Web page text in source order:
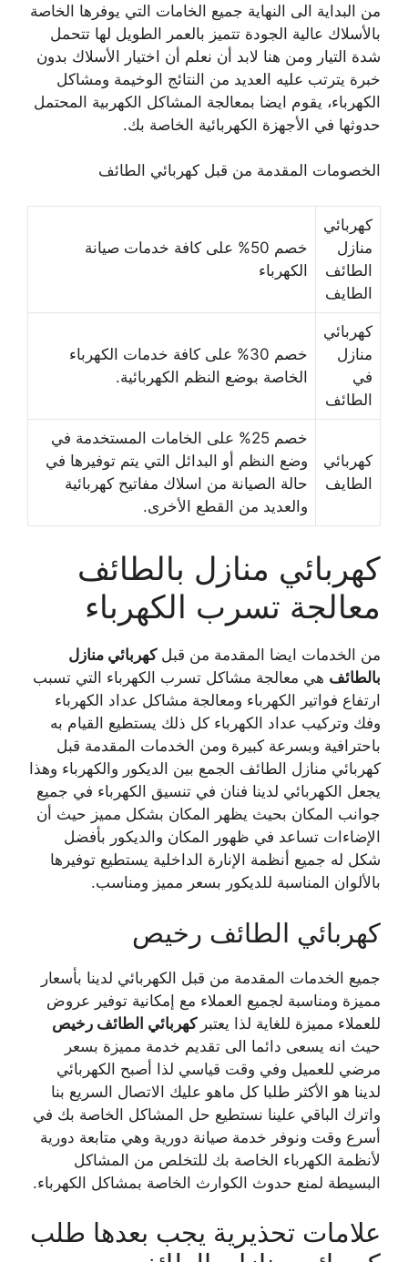
من البداية الى النهاية جميع الخامات التي يوفرها الخاصة
بالأسلاك عالية الجودة تتميز بالعمر الطويل لها تتحمل
شدة التيار ومن هنا لابد أن نعلم أن اختيار الأسلاك بدون
خبرة يترتب عليه العديد من النتائج الوخيمة ومشاكل
الكهرباء، يقوم ايضا بمعالجة المشاكل الكهربية المحتمل
حدوثها في الأجهزة الكهربائية الخاصة بك.
الخصومات المقدمة من قبل كهربائي الطائف
كهربائي
منازل
الطائف
الطايف
خصم 50% على كافة خدمات صيانة
الكهرباء
كهربائي
منازل
في
الطائف
خصم 30% على كافة خدمات الكهرباء
الخاصة بوضع النظم الكهربائية.
كهربائي
الطايف
خصم 25% على الخامات المستخدمة في
وضع النظم أو البدائل التي يتم توفيرها في
حالة الصيانة من اسلاك مفاتيح كهربائية
والعديد من القطع الأخرى.
كهربائي منازل بالطائف
معالجة تسرب الكهرباء
من الخدمات ايضا المقدمة من قبلكهربائي منازل
بالطائف هي معالجة مشاكل تسرب الكهرباء التي تسبب
ارتفاع فواتير الكهرباء ومعالجة مشاكل عداد الكهرباء
وفك وتركيب عداد الكهرباء كل ذلك يستطيع القيام به
باحترافية وبسرعة كبيرة ومن الخدمات المقدمة قبل
كهربائي منازل الطائف الجمع بين الديكور والكهرباء وهذا
يجعل الكهربائي لدينا فنان في تنسيق الكهرباء في جميع
جوانب المكان بحيث يظهر المكان بشكل مميز حيث أن
الإضاءات تساعد في ظهور المكان والديكور بأفضل
شكل له جميع أنظمة الإنارة الداخلية يستطيع توفيرها
بالألوان المناسبة للديكور بسعر مميز ومناسب.
كهربائي الطائف رخيص
جميع الخدمات المقدمة من قبل الكهربائي لدينا بأسعار
مميزة ومناسبة لجميع العملاء مع إمكانية توفير عروض
للعملاء مميزة للغاية لذا يعتبر كهربائي الطائف رخيص
حيث انه يسعى دائما الى تقديم خدمة مميزة بسعر
مرضي للعميل وفي وقت قياسي لذا أصبح الكهربائي
لدينا هو الأكثر طلبا كل ماهو عليك الاتصال السريع بنا
واترك الباقي علينا نستطيع حل المشاكل الخاصة بك في
أسرع وقت ونوفر خدمة صيانة دورية وهي متابعة دورية
لأنظمة الكهرباء الخاصة بك للتخلص من المشاكل
البسيطة لمنع حدوث الكوارث الخاصة بمشاكل الكهرباء.
علامات تحذيرية يجب بعدها طلب